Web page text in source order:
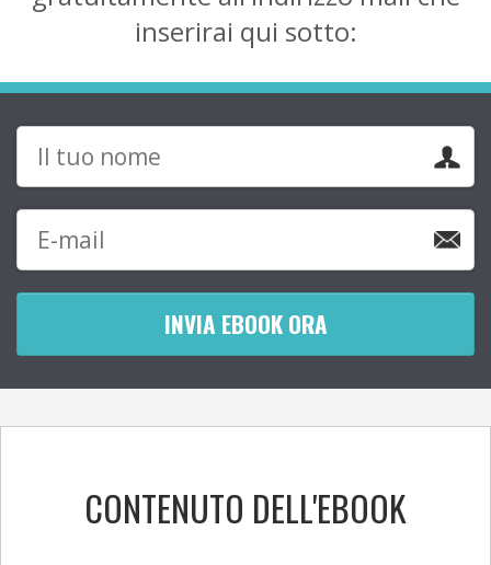
inserirai qui sotto:
INVIA EBOOK ORA
CONTENUTO DELL'EBOOK